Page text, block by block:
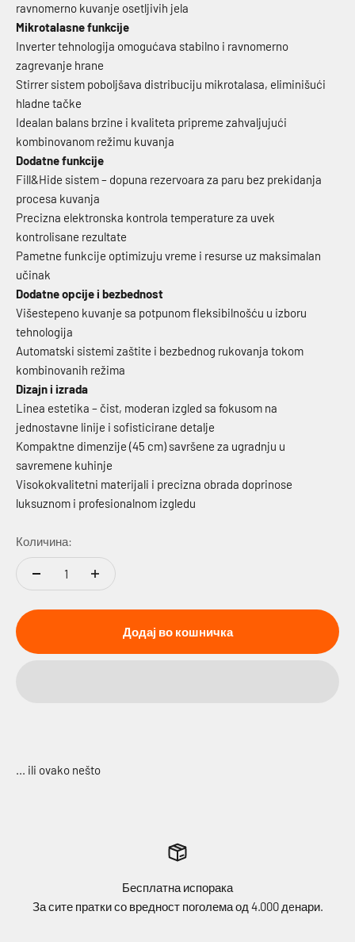
ravnomerno kuvanje osetljivih jela
Mikrotalasne funkcije
Inverter tehnologija omogućava stabilno i ravnomerno
zagrevanje hrane
Stirrer sistem poboljšava distribuciju mikrotalasa, eliminišući
hladne tačke
Idealan balans brzine i kvaliteta pripreme zahvaljujući
kombinovanom režimu kuvanja
Dodatne funkcije
Fill&Hide sistem – dopuna rezervoara za paru bez prekidanja
procesa kuvanja
Precizna elektronska kontrola temperature za uvek
kontrolisane rezultate
Pametne funkcije optimizuju vreme i resurse uz maksimalan
učinak
Dodatne opcije i bezbednost
Višestepeno kuvanje sa potpunom fleksibilnošću u izboru
tehnologija
Automatski sistemi zaštite i bezbednog rukovanja tokom
kombinovanih režima
Dizajn i izrada
Linea estetika – čist, moderan izgled sa fokusom na
jednostavne linije i sofisticirane detalje
Kompaktne dimenzije (45 cm) savršene za ugradnju u
savremene kuhinje
Visokokvalitetni materijali i precizna obrada doprinose
luksuznom i profesionalnom izgledu
Количина:
Додај во кошничка
Бесплатна испорака
За сите пратки со вредност поголема од 4.000 дeнари.